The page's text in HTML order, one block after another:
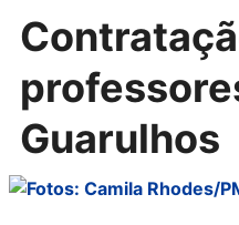
Guarulhos